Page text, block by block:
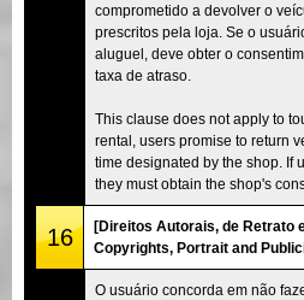
comprometido a devolver o
prescritos pela loja. Se o
aluguel, deve obter o
taxa de atraso.
This clause does not apply to
rental, users promise to return
time designated by the shop. If
they must obtain the shop's
16
[Direitos Autorais, de Retrato
Copyrights, Portrait and
O usuário concorda em não